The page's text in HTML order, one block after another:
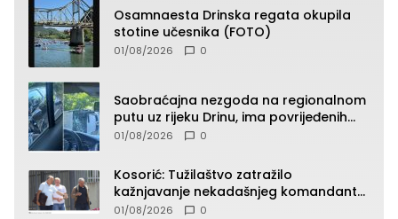
Osamnaesta Drinska regata okupila
stotine učesnika (FOTO)
01/08/2026 0
Saobraćajna nezgoda na regionalnom
putu uz rijeku Drinu, ima povrijeđenih
lica (FOTO)
01/08/2026 0
Kosorić: Tužilaštvo zatražilo
kažnjavanje nekadašnjeg komandanta
Vlaseničke brigade
01/08/2026 0